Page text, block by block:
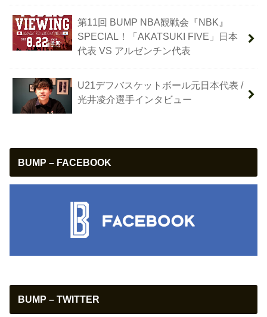
第11回 BUMP NBA観戦会『NBK』
SPECIAL！「AKATSUKI FIVE」日本
代表 VS アルゼンチン代表
U21デフバスケットボール元日本代表 /
光井凌介選手インタビュー
BUMP – FACEBOOK
BUMP – TWITTER